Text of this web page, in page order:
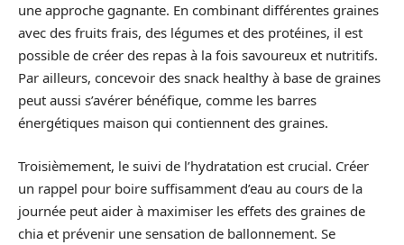
une approche gagnante. En combinant différentes graines
avec des fruits frais, des légumes et des protéines, il est
possible de créer des repas à la fois savoureux et nutritifs.
Par ailleurs, concevoir des snack healthy à base de graines
peut aussi s’avérer bénéfique, comme les barres
énergétiques maison qui contiennent des graines.
Troisièmement, le suivi de l’hydratation est crucial. Créer
un rappel pour boire suffisamment d’eau au cours de la
journée peut aider à maximiser les effets des graines de
chia et prévenir une sensation de ballonnement. Se